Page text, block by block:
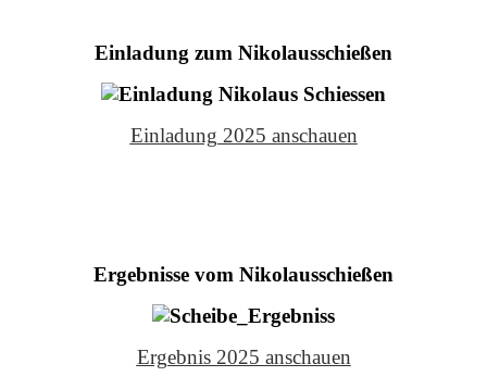
Einladung zum Nikolausschießen
Einladung 2025 anschauen
Ergebnisse vom Nikolausschießen
Ergebnis 2025 anschauen